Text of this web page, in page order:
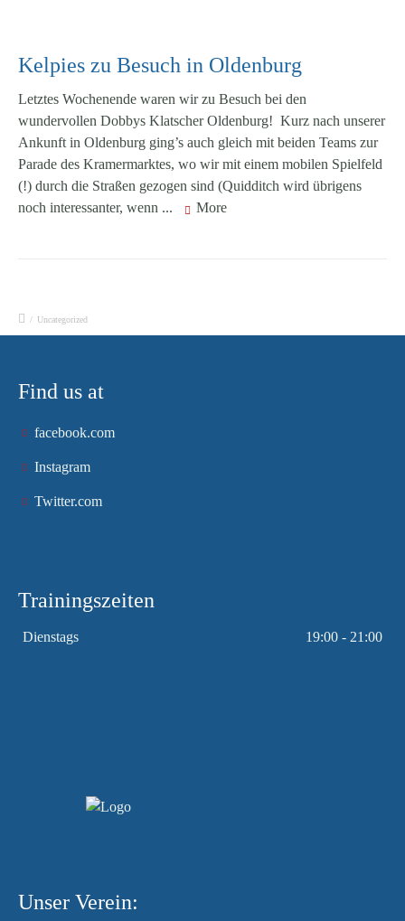
Kelpies zu Besuch in Oldenburg
Letztes Wochenende waren wir zu Besuch bei den
wundervollen Dobbys Klatscher Oldenburg! Kurz nach unserer
Ankunft in Oldenburg ging’s auch gleich mit beiden Teams zur
Parade des Kramermarktes, wo wir mit einem mobilen Spielfeld
(!) durch die Straßen gezogen sind (Quidditch wird übrigens
noch interessanter, wenn ...
More
/ Uncategorized
Find us at
facebook.com
Instagram
Twitter.com
Trainingszeiten
Dienstags 19:00 - 21:00
Unser Verein: